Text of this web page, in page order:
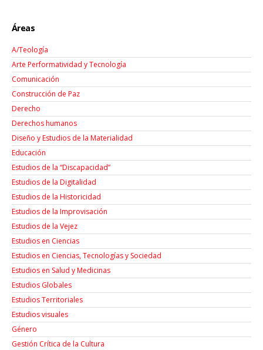
Áreas
A/Teología
Arte Performatividad y Tecnología
Comunicación
Construcción de Paz
Derecho
Derechos humanos
Diseño y Estudios de la Materialidad
Educación
Estudios de la “Discapacidad”
Estudios de la Digitalidad
Estudios de la Historicidad
Estudios de la Improvisación
Estudios de la Vejez
Estudios en Ciencias
Estudios en Ciencias, Tecnologías y Sociedad
Estudios en Salud y Medicinas
Estudios Globales
Estudios Territoriales
Estudios visuales
Género
Gestión Crítica de la Cultura